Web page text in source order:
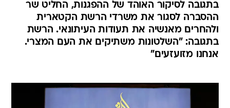
בתגובה לסיקור האוהד של ההפגנות, החליט שר
ההסברה לסגור את משרדי הרשת הקטארית
ולהחרים מאנשיה את תעודות העיתונאי. הרשת
בתגובה: "השלטונות משתיקים את העם המצרי.
אנחנו מזועזעים"